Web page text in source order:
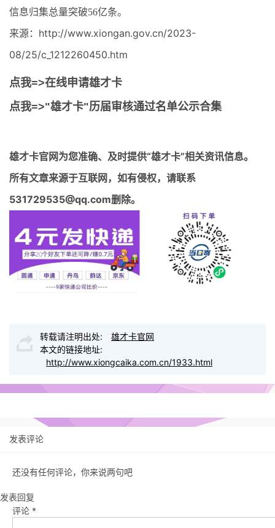
信息归集总量突破56亿条。
来源：http://www.xiongan.gov.cn/2023-
08/25/c_1212260450.htm
点我=>在线申请雄才卡
点我=>"雄才卡"历届审核通过名单公示合集
雄才卡官网为您准确、及时提供“雄才卡”相关资讯信息。
所有文章来源于互联网，如有侵权，请联系
531729535@qq.com删除。
转载请注明出处:
雄才卡官网
本文的链接地址:
http://www.xiongcaika.com.cn/1933.html
发表评论
还没有任何评论，你来说两句吧
发表回复
评论 *